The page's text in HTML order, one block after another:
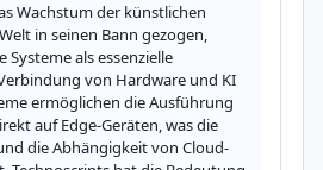
Wachstum der künstlichen
in seinen Bann gezogen,
als essenzielle
von Hardware und KI
ermöglichen die Ausführung
auf Edge-Geräten, was die
die Abhängigkeit von Cloud-